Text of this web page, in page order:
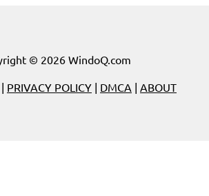
© 2026 WindoQ.com
| PRIVACY POLICY | DMCA | ABOUT